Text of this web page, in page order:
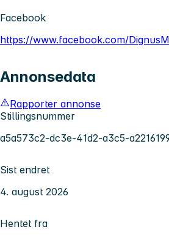
Facebook
https://www.facebook.com/
Annonsedata
Rapporter annonse
Stillingsnummer
a5a573c2-dc3e-41d2-a3c5-
Sist endret
4. august 2026
Hentet fra